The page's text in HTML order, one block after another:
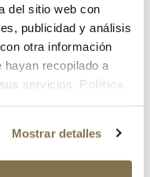
del sitio web con
publicidad y análisis
otra información
recopilado a
servicios. Política
Mostrar detalles